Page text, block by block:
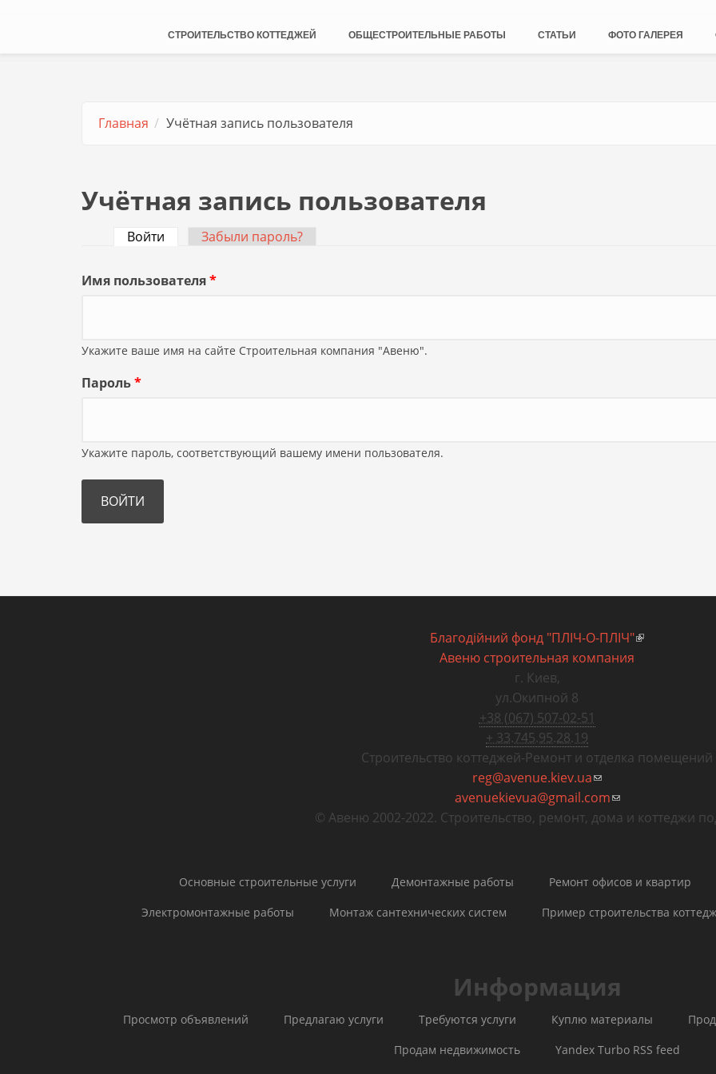
СТРОИТЕЛЬСТВО КОТТЕДЖЕЙ ОБЩЕСТРОИТЕЛЬНЫЕ РАБОТЫ СТАТЬИ ФОТО ГАЛЕРЕЯ
Главная Учётная запись пользователя
Учётная запись пользователя
Войти (активная вкладка)
Забыли пароль?
Имя пользователя*
Укажите ваше имя на сайте Строительная компания "Авеню".
Пароль*
Укажите пароль, соответствующий вашему имени пользователя.
Благодiйний фонд "ПЛIЧ-О-ПЛIЧ"(внешняя
Авеню строительная компания
г. Киев,
ул.Окипной 8
+38 (067) 507-02-51
+ 33.745.95.28.19
Строительство коттеджей-Ремонт и отделка помещений
reg@avenue.kiev.ua(ссылка для
avenuekievua@gmail.com(ссылка для
© Авеню 2002-2022. Строительство, ремонт, дома и коттеджи
Основные строительные услуги Демонтажные работы Ремонт офисов и квартир
Электромонтажные работы
Монтаж сантехнических систем Пример строительства
Информация
Просмотр объявлений Предлагаю услуги Требуются услуги Куплю материалы
Продам недвижимость
Yandex Turbo RSS feed